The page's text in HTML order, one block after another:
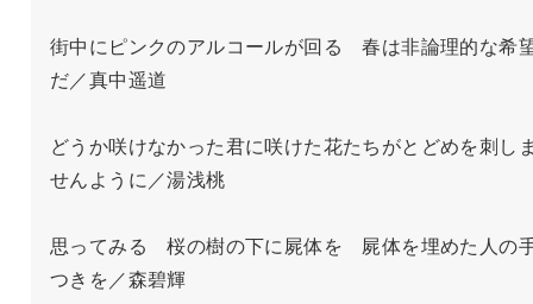
街中にピンクのアルコールが回る　春は非論理的な希
だ／真中遥道
どうか咲けなかった君に咲けた花たちがとどめを刺し
せんように／湯浅桃
思ってみる　桜の樹の下に屍体を　屍体を埋めた人の
つきを／森碧輝